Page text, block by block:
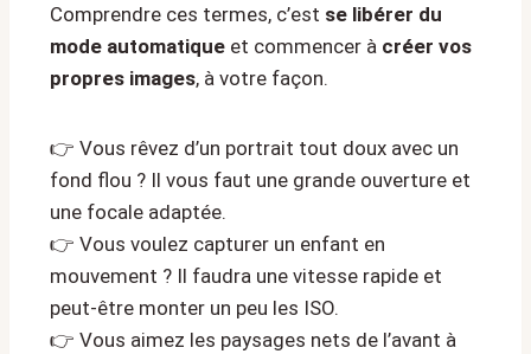
Comprendre ces termes, c’est se libérer du
mode automatique et commencer à créer vos
propres images, à votre façon.
👉 Vous rêvez d’un portrait tout doux avec un
fond flou ? Il vous faut une grande ouverture et
une focale adaptée.
👉 Vous voulez capturer un enfant en
mouvement ? Il faudra une vitesse rapide et
peut-être monter un peu les ISO.
👉 Vous aimez les paysages nets de l’avant à